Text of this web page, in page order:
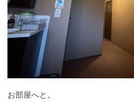
お部屋へと。